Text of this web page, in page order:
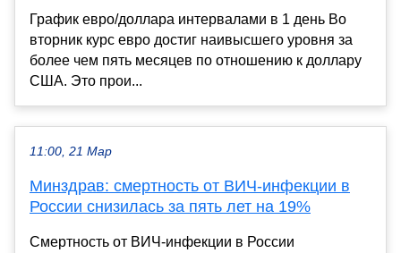
График евро/доллара интервалами в 1 день Во
вторник курс евро достиг наивысшего уровня за
более чем пять месяцев по отношению к доллару
США. Это прои...
11:00, 21 Мар
Минздрав: смертность от ВИЧ-инфекции в
России снизилась за пять лет на 19%
Смертность от ВИЧ-инфекции в России